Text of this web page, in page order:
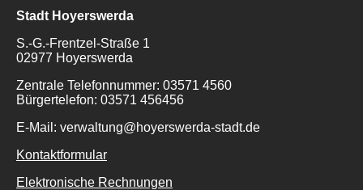
Stadt Hoyerswerda
S.-G.-Frentzel-Straße 1
02977 Hoyerswerda
Zentrale Telefonnummer: 03571 4560
Bürgertelefon: 03571 456456
E-Mail: verwaltung@hoyerswerda-stadt.de
Kontaktformular
Elektronische Rechnungen